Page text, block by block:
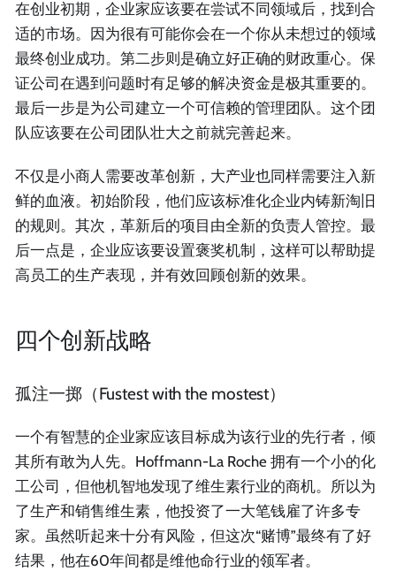
在创业初期，企业家应该要在尝试不同领域后，找到合
适的市场。因为很有可能你会在一个你从未想过的领域
最终创业成功。第二步则是确立好正确的财政重心。保
证公司在遇到问题时有足够的解决资金是极其重要的。
最后一步是为公司建立一个可信赖的管理团队。这个团
队应该要在公司团队壮大之前就完善起来。
不仅是小商人需要改革创新，大产业也同样需要注入新
鲜的血液。初始阶段，他们应该标准化企业内铸新淘旧
的规则。其次，革新后的项目由全新的负责人管控。最
后一点是，企业应该要设置褒奖机制，这样可以帮助提
高员工的生产表现，并有效回顾创新的效果。
四个创新战略
孤注一掷（Fustest with the mostest）
一个有智慧的企业家应该目标成为该行业的先行者，倾
其所有敢为人先。Hoffmann-La Roche 拥有一个小的化
工公司，但他机智地发现了维生素行业的商机。所以为
了生产和销售维生素，他投资了一大笔钱雇了许多专
家。虽然听起来十分有风险，但这次“赌博”最终有了好
结果，他在60年间都是维他命行业的领军者。